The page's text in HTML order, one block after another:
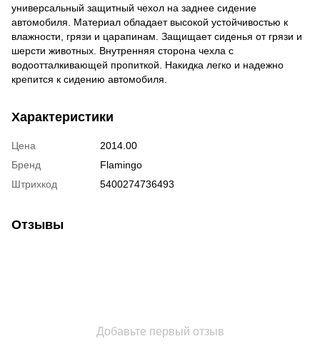
универсальный защитный чехол на заднее сидение
автомобиля. Материал обладает высокой устойчивостью к
влажности, грязи и царапинам. Защищает сиденья от грязи и
шерсти животных. Внутренняя сторона чехла с
водоотталкивающей пропиткой. Накидка легко и надежно
крепится к сидению автомобиля.
Характеристики
Цена
2014.00
Бренд
Flamingo
Штрихкод
5400274736493
Отзывы
Добавьте первый отзыв